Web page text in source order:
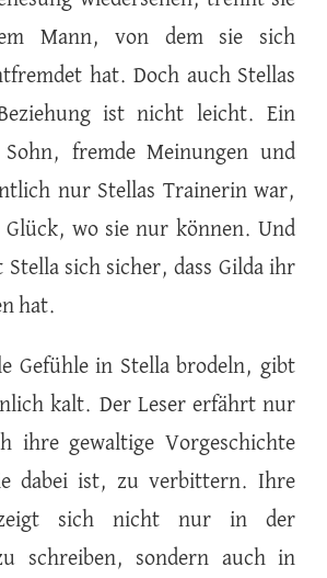
Mann, von dem sie sich
hat. Doch auch Stellas
ist nicht leicht. Ein
fremde Meinungen und
nur Stellas Trainerin war,
Glück, wo sie nur können. Und
Stella sich sicher, dass Gilda ihr
hat.
Gefühle in Stella brodeln, gibt
kalt. Der Leser erfährt nur
ihre gewaltige Vorgeschichte
dabei ist, zu verbittern. Ihre
zeigt sich nicht nur in der
schreiben, sondern auch in